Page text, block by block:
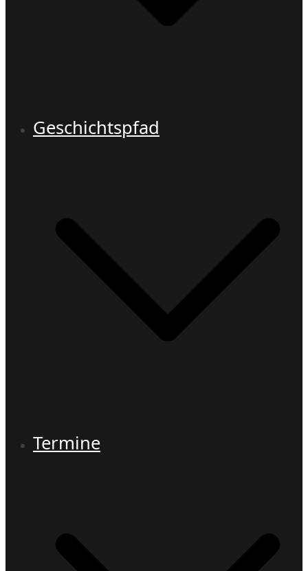
Geschichtspfad
Termine